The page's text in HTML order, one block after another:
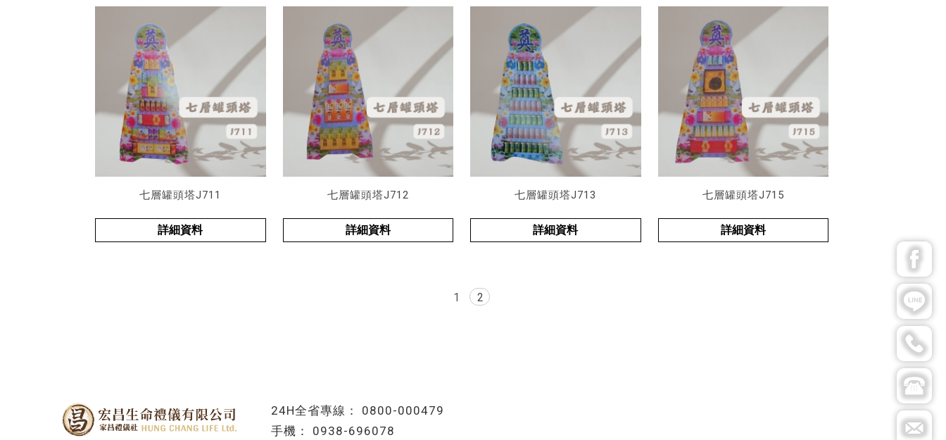
七層罐頭塔J711
詳細資料
七層罐頭塔J712
詳細資料
七層罐頭塔J713
詳細資料
七層罐頭塔J715
詳細資料
1 2
0800-000479
0938-696078